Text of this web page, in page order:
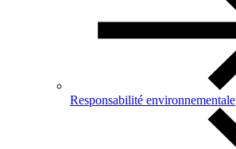
Responsabilité environnementale